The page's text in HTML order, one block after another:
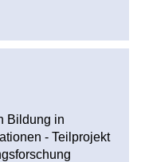
Bildung in
- Teilprojekt